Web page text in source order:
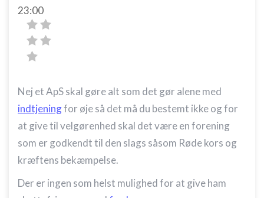
23:00
Nej et ApS skal gøre alt som det gør alene med
indtjeningfor øje så det må du bestemt ikke og for
at give til velgørenhed skal det være en forening
som er godkendt til den slags såsom Røde kors og
kræftens bekæmpelse.
Der er ingen som helst mulighed for at give ham